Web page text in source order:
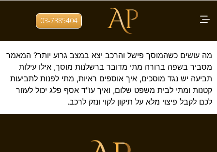
03-7385404 תגית: תיקון שלא הצליח
עו"ד רשלנות מוסכים – איך מגישים תביעה?
מה עושים כשהמוסך פישל והרכב יצא במצב גרוע יותר? המאמר
מסביר בשפה ברורה מתי מדובר ברשלנות מוסך, אילו עילות
תביעה יש נגד מוסכים, איך אוספים ראיות, מתי לפנות לתביעות
קטנות ומתי לבית משפט שלום, ואיך עו"ד אסף פלג יכול לעזור
לכם לקבל פיצוי מלא על תיקון לקוי ונזק לרכב.